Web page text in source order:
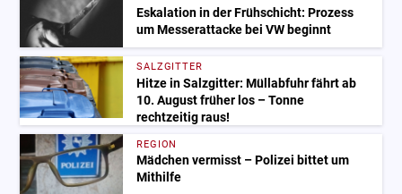
Eskalation in der Frühschicht: Prozess
um Messerattacke bei VW beginnt
SALZGITTER
Hitze in Salzgitter: Müllabfuhr fährt ab
10. August früher los – Tonne
rechtzeitig raus!
REGION
Mädchen vermisst – Polizei bittet um
Mithilfe